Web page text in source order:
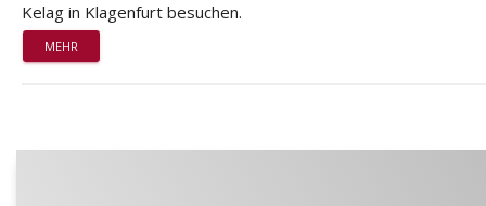
Kelag in Klagenfurt besuchen.
MEHR